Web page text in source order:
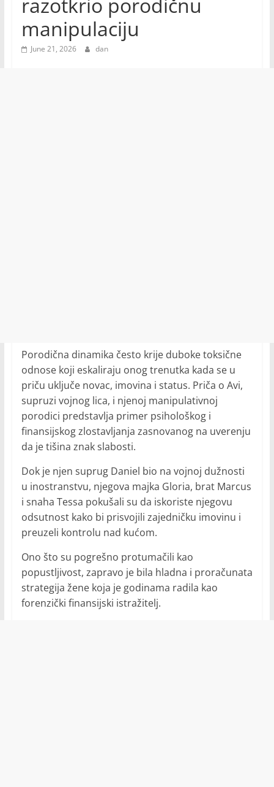
manipulaciju
June 21, 2026 dan
Porodična dinamika često krije duboke toksične
odnose koji eskaliraju onog trenutka kada se u
priču uključe novac, imovina i status. Priča o Avi,
supruzi vojnog lica, i njenoj manipulativnoj
porodici predstavlja primer psihološkog i
finansijskog zlostavljanja zasnovanog na uverenju
da je tišina znak slabosti.
Dok je njen suprug Daniel bio na vojnoj dužnosti
u inostranstvu, njegova majka Gloria, brat Marcus
i snaha Tessa pokušali su da iskoriste njegovu
odsutnost kako bi prisvojili zajedničku imovinu i
preuzeli kontrolu nad kućom.
Ono što su pogrešno protumačili kao
popustljivost, zapravo je bila hladna i proračunata
strategija žene koja je godinama radila kao
forenzički finansijski istražitelj.